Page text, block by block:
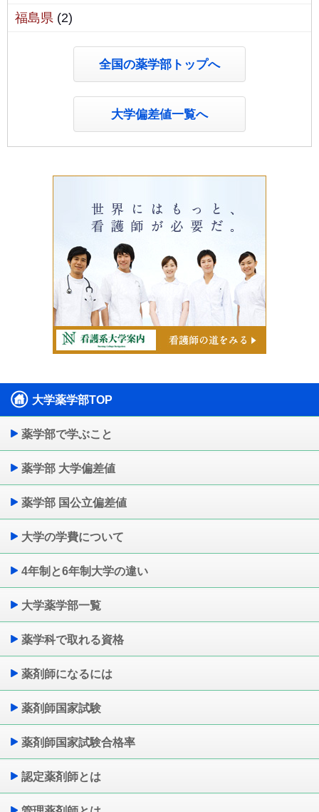
福島県 (2)
全国の薬学部トップへ
大学偏差値一覧へ
大学薬学部TOP
薬学部で学ぶこと
薬学部 大学偏差値
薬学部 国公立偏差値
大学の学費について
4年制と6年制大学の違い
大学薬学部一覧
薬学科で取れる資格
薬剤師になるには
薬剤師国家試験
薬剤師国家試験合格率
認定薬剤師とは